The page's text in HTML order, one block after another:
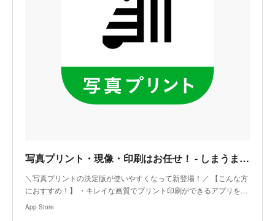
‎写真プリント・現像・印刷はお任せ！ - しまうまプリント
‎＼写真プリントの決定版が使いやすくなって新登場！／ 【こんな方
におすすめ！】 ・キレイな画質でプリント印刷ができるアプリを…
App Store